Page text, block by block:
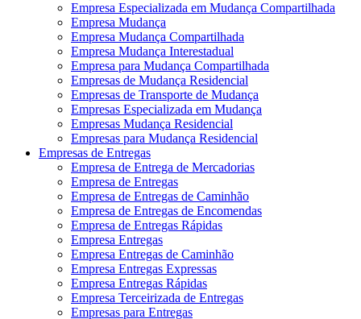
Empresa Especializada em Mudança Compartilhada
Empresa Mudança
Empresa Mudança Compartilhada
Empresa Mudança Interestadual
Empresa para Mudança Compartilhada
Empresas de Mudança Residencial
Empresas de Transporte de Mudança
Empresas Especializada em Mudança
Empresas Mudança Residencial
Empresas para Mudança Residencial
Empresas de Entregas
Empresa de Entrega de Mercadorias
Empresa de Entregas
Empresa de Entregas de Caminhão
Empresa de Entregas de Encomendas
Empresa de Entregas Rápidas
Empresa Entregas
Empresa Entregas de Caminhão
Empresa Entregas Expressas
Empresa Entregas Rápidas
Empresa Terceirizada de Entregas
Empresas para Entregas